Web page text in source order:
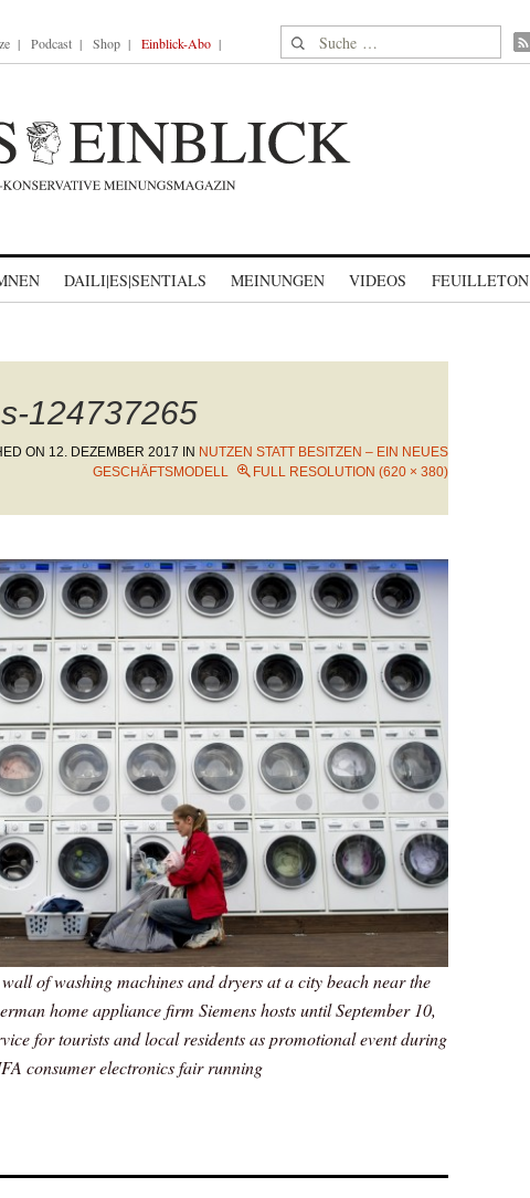
Podcast Shop Einblick-Abo Suche nach:
DAILI|ES|SENTIALS MEINUNGEN VIDEOS FEUILLETON
124737265
ON 12. DEZEMBER 2017 IN NUTZEN STATT BESITZEN – EIN NEUES
GESCHÄFTSMODELL
FULL RESOLUTION (620 × 380)
of washing machines and dryers at a city beach near the
home appliance firm Siemens hosts until September 10,
for tourists and local residents as promotional event during
consumer electronics fair running